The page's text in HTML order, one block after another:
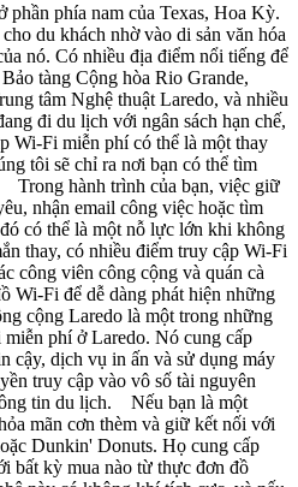
phần phía nam của Texas, Hoa Kỳ.
du khách nhờ vào di sản văn hóa
nó. Có nhiều địa điểm nổi tiếng để
tàng Cộng hòa Rio Grande,
tâm Nghệ thuật Laredo, và nhiều
đi du lịch với ngân sách hạn chế,
Wi-Fi miễn phí có thể là một thay
tôi sẽ chỉ ra nơi bạn có thể tìm
hành trình của bạn, việc giữ
nhận email công việc hoặc tìm
có thể là một nỗ lực lớn khi không
thay, có nhiều điểm truy cập Wi-Fi
công viên công cộng và quán cà
Wi-Fi để dễ dàng phát hiện những
cộng Laredo là một trong những
phí ở Laredo. Nó cung cấp
cậy, dịch vụ in ấn và sử dụng máy
truy cập vào vô số tài nguyên
tin du lịch. Nếu bạn là một
mãn cơn thèm và giữ kết nối với
Dunkin' Donuts. Họ cung cấp
bất kỳ mua nào từ thực đơn đồ